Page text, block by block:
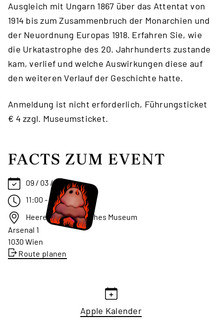
Ausgleich mit Ungarn 1867 über das Attentat von
1914 bis zum Zusammenbruch der Monarchien und
der Neuordnung Europas 1918. Erfahren Sie, wie
die Urkatastrophe des 20. Jahrhunderts zustande
kam, verlief und welche Auswirkungen diese auf
den weiteren Verlauf der Geschichte hatte.
Anmeldung ist nicht erforderlich, Führungsticket
€ 4 zzgl. Museumsticket.
FACTS ZUM EVENT
09 / 03 / 2025
11:00 - 12:30 Uhr
Heeresgeschichtliches Museum
Arsenal 1
1030 Wien
Route planen
Apple Kalender